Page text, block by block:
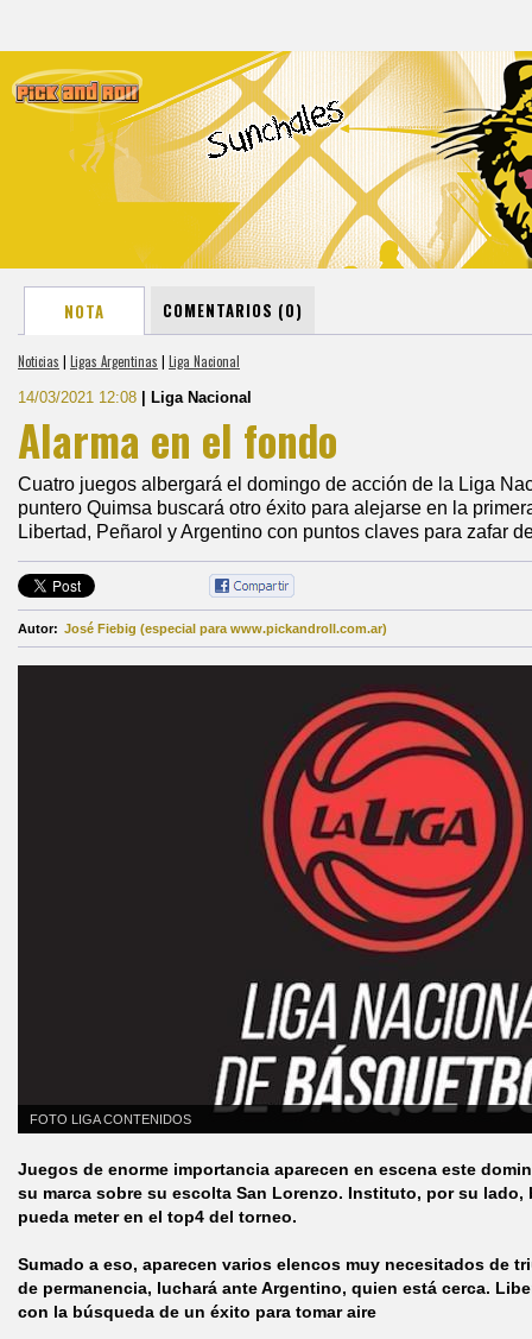
NOTA COMENTARIOS (0)
Noticias | Ligas Argentinas | Liga Nacional
14/03/2021 12:08 | Liga Nacional
Alarma en el fondo
Cuatro juegos albergará el domingo de acción de la Liga
puntero Quimsa buscará otro éxito para alejarse en la
Libertad, Peñarol y Argentino con puntos claves para zafar
Autor: José Fiebig (especial para www.pickandroll.com.ar)
FOTO LIGA CONTENIDOS
Juegos de enorme importancia aparecen en escena este
su marca sobre su escolta San Lorenzo. Instituto, por su
pueda meter en el top4 del torneo.
Sumado a eso, aparecen varios elencos muy necesitados de
de permanencia, luchará ante Argentino, quien está cerca.
con la búsqueda de un éxito para tomar aire